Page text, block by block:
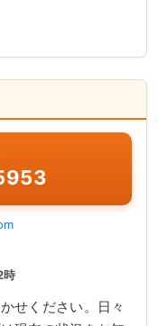
せください。日々